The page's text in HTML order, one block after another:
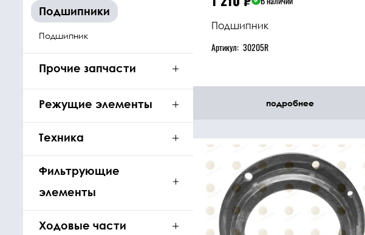
Подшипники
Подшипник
Прочие запчасти
Режущие элементы
Техника
Фильтрующие
элементы
Ходовые части
Подшипник
Артикул: 30205R
подробнее